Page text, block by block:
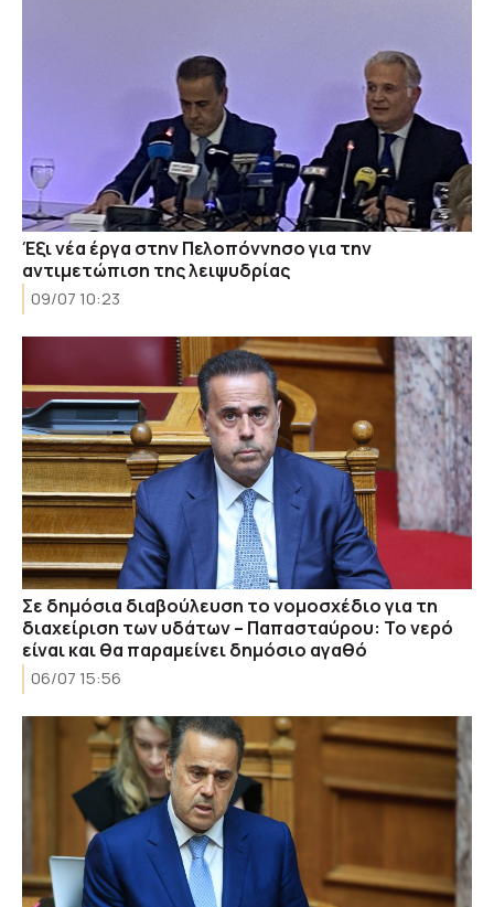
Έξι νέα έργα στην Πελοπόννησο για την
αντιμετώπιση της λειψυδρίας
09/07 10:23
Σε δημόσια διαβούλευση το νομοσχέδιο για τη
διαχείριση των υδάτων – Παπασταύρου: Το νερό
είναι και θα παραμείνει δημόσιο αγαθό
06/07 15:56